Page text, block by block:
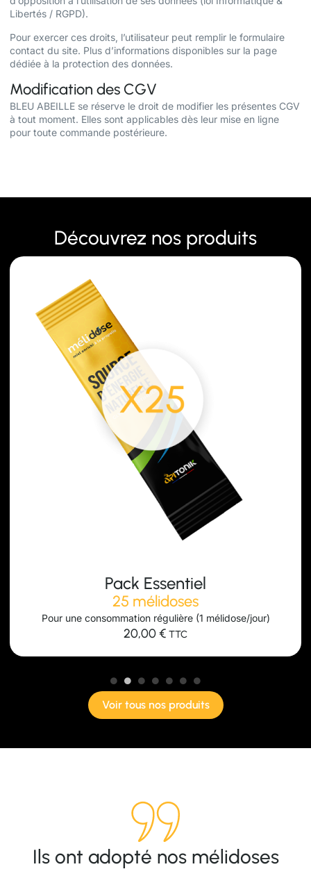
Libertés / RGPD).
Pour exercer ces droits, l’utilisateur peut remplir le formulaire
contact du site. Plus d’informations disponibles sur la page
dédiée à la protection des données.
Modification des CGV
BLEU ABEILLE se réserve le droit de modifier les présentes CGV
à tout moment. Elles sont applicables dès leur mise en ligne
pour toute commande postérieure.
Découvrez nos produits
Pack Essentiel
25 mélidoses
Pour une consommation régulière (1 mélidose/jour)
20,00€ TTC
Voir tous nos produits
Ils ont adopté nos mélidoses